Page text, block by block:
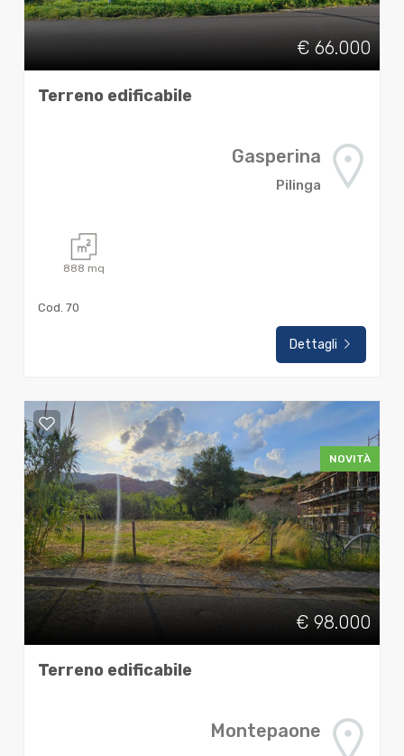
€ 66.000
Terreno edificabile
Gasperina
Pilinga
888 mq
Cod. 70
Dettagli
NOVITÀ
€ 98.000
Terreno edificabile
Montepaone